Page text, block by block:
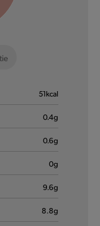
verzekerd.
51kcal
0.4g
0.6g
0g
9.6g
8.8g